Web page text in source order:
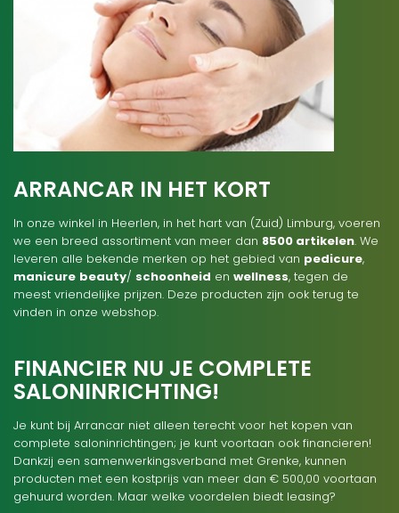
ARRANCAR IN HET KORT
In onze winkel in Heerlen, in het hart van (Zuid) Limburg, voeren
we een breed assortiment van meer dan 8500 artikelen. We
leveren alle bekende merken op het gebied van pedicure,
manicure beauty/ schoonheid en wellness, tegen de
meest vriendelijke prijzen. Deze producten zijn ook terug te
vinden in onze webshop.
FINANCIER NU JE COMPLETE
SALONINRICHTING!
Je kunt bij Arrancar niet alleen terecht voor het kopen van
complete saloninrichtingen; je kunt voortaan ook financieren!
Dankzij een samenwerkingsverband met Grenke, kunnen
producten met een kostprijs van meer dan € 500,00 voortaan
gehuurd worden. Maar welke voordelen biedt leasing?